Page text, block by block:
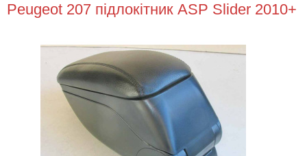
Peugeot 207 підлокітник ASP Slider 2010+